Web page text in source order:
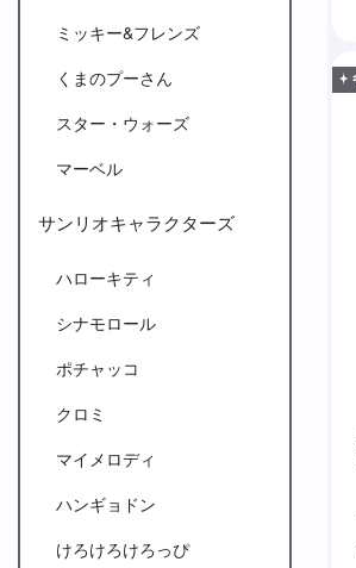
ミッキー&フレンズ
くまのプーさん
スター・ウォーズ
マーベル
サンリオキャラクターズ
ハローキティ
シナモロール
ポチャッコ
クロミ
マイメロディ
ハンギョドン
けろけろけろっぴ